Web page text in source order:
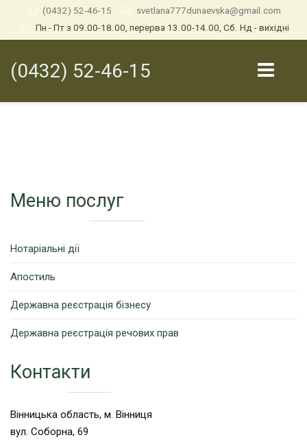
(0432) 52-46-15
svetlana777dunaevska@gmail.com
Пн - Пт з 09.00-18.00, перерва 13.00-14.00, Сб. Нд - вихідні
(0432) 52-46-15
Меню послуг
Нотаріальні дії
Апостиль
Державна реєстрація бізнесу
Державна реєстрація речових прав
Контакти
Вінницька область, м. Вінниця
вул. Соборна, 69